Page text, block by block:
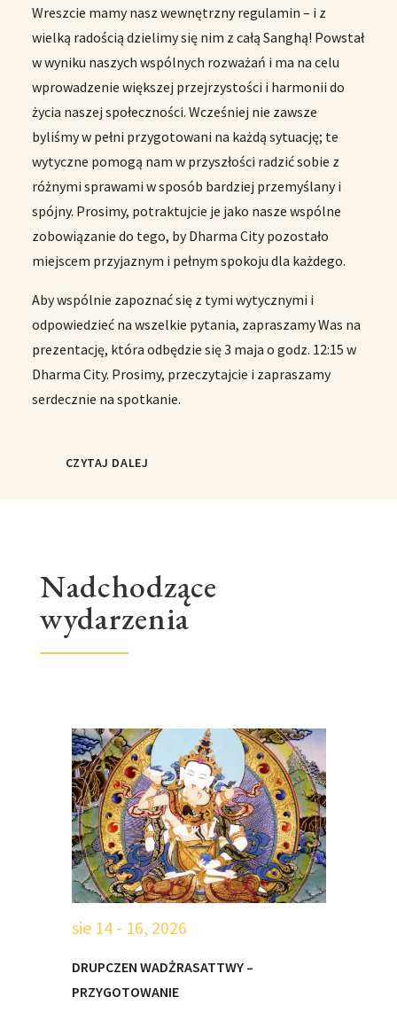
Wreszcie mamy nasz wewnętrzny regulamin – i z
wielką radością dzielimy się nim z całą Sanghą! Powstał
w wyniku naszych wspólnych rozważań i ma na celu
wprowadzenie większej przejrzystości i harmonii do
życia naszej społeczności. Wcześniej nie zawsze
byliśmy w pełni przygotowani na każdą sytuację; te
wytyczne pomogą nam w przyszłości radzić sobie z
różnymi sprawami w sposób bardziej przemyślany i
spójny. Prosimy, potraktujcie je jako nasze wspólne
zobowiązanie do tego, by Dharma City pozostało
miejscem przyjaznym i pełnym spokoju dla każdego.
Aby wspólnie zapoznać się z tymi wytycznymi i
odpowiedzieć na wszelkie pytania, zapraszamy Was na
prezentację, która odbędzie się 3 maja o godz. 12:15 w
Dharma City. Prosimy, przeczytajcie i zapraszamy
serdecznie na spotkanie.
CZYTAJ DALEJ
Nadchodzące
wydarzenia
sie 14 - 16, 2026
DRUPCZEN WADŻRASATTWY –
PRZYGOTOWANIE